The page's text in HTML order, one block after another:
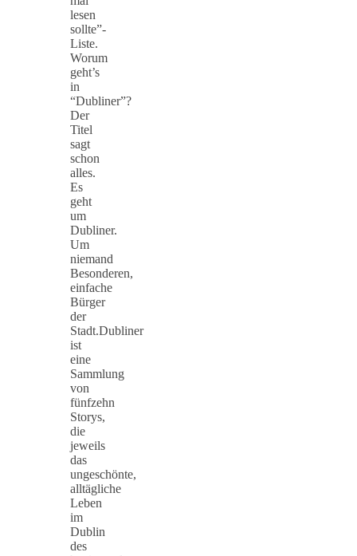
lesen
sollte”-
Liste.
Worum
geht’s
in
“Dubliner”?
Der
Titel
sagt
schon
alles.
Es
geht
um
Dubliner.
Um
niemand
Besonderen,
einfache
Bürger
der
Stadt.Dubliner
ist
eine
Sammlung
von
fünfzehn
Storys,
die
jeweils
das
ungeschönte,
alltägliche
Leben
im
Dublin
des